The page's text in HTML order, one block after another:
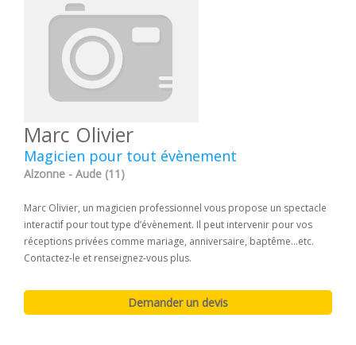
Marc Olivier
Magicien pour tout évènement
Alzonne - Aude (11)
Marc Olivier, un magicien professionnel vous propose un spectacle
interactif pour tout type d’évènement. Il peut intervenir pour vos
réceptions privées comme mariage, anniversaire, baptême…etc.
Contactez-le et renseignez-vous plus.